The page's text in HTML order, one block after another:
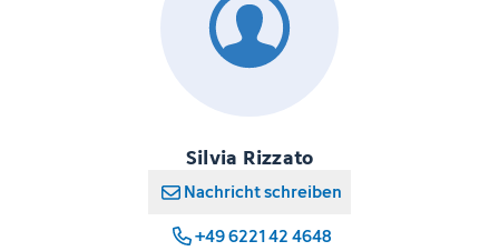
Silvia Rizzato
Nachricht schreiben
+49 6221 42 4648